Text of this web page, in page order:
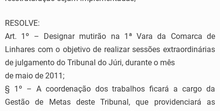
RESOLVE:
Art. 1º – Designar mutirão na 1ª Vara da Comarca de
Linhares com o objetivo de realizar sessões extraordinárias
de julgamento do Tribunal do Júri, durante o mês
de maio de 2011;
§ 1º – A coordenação dos trabalhos ficará a cargo da
Gestão de Metas deste Tribunal, que providenciará as